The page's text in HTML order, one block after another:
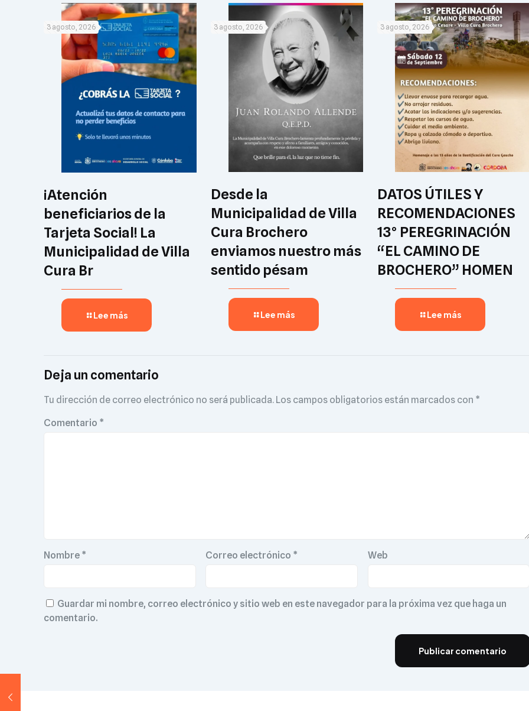
3 agosto, 2026
¡Atención
beneficiarios de la
Tarjeta Social! La
Municipalidad de Villa
Cura Br
Lee más
3 agosto, 2026
Desde la
Municipalidad de Villa
Cura Brochero
enviamos nuestro más
sentido pésam
Lee más
3 agosto, 2026
DATOS ÚTILES Y
RECOMENDACIONES
13° PEREGRINACIÓN
“EL CAMINO DE
BROCHERO” HOMEN
Lee más
Deja un comentario
Tu dirección de correo electrónico no será publicada. Los campos obligatorios están marcados con *
Comentario *
Nombre * Correo electrónico * Web
Guardar mi nombre, correo electrónico y sitio web en este navegador para la próxima vez que haga un
comentario.